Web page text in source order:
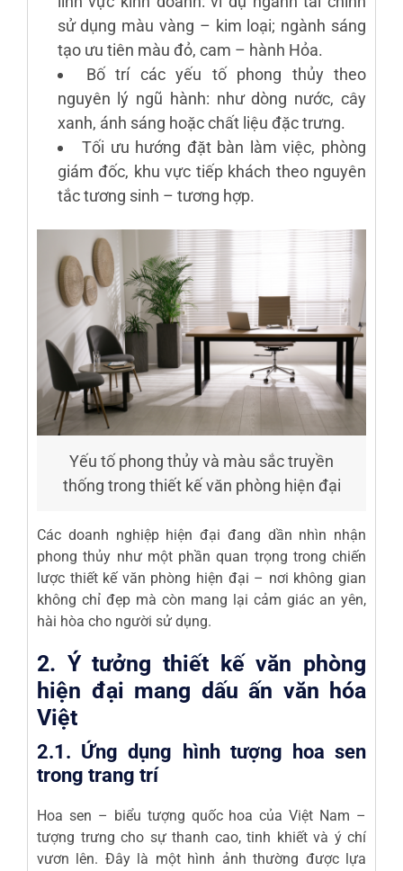
sử dụng màu vàng – kim loại; ngành sáng
tạo ưu tiên màu đỏ, cam – hành Hỏa.
Bố trí các yếu tố phong thủy theo
nguyên lý ngũ hành: như dòng nước, cây
xanh, ánh sáng hoặc chất liệu đặc trưng.
Tối ưu hướng đặt bàn làm việc, phòng
giám đốc, khu vực tiếp khách theo nguyên
tắc tương sinh – tương hợp.
Yếu tố phong thủy và màu sắc truyền
thống trong thiết kế văn phòng hiện đại
Các doanh nghiệp hiện đại đang dần nhìn nhận
phong thủy như một phần quan trọng trong chiến
lược thiết kế văn phòng hiện đại – nơi không gian
không chỉ đẹp mà còn mang lại cảm giác an yên,
hài hòa cho người sử dụng.
2. Ý tưởng thiết kế văn phòng
hiện đại mang dấu ấn văn hóa
Việt
2.1. Ứng dụng hình tượng hoa sen
trong trang trí
Hoa sen – biểu tượng quốc hoa của Việt Nam –
tượng trưng cho sự thanh cao, tinh khiết và ý chí
vươn lên. Đây là một hình ảnh thường được lựa